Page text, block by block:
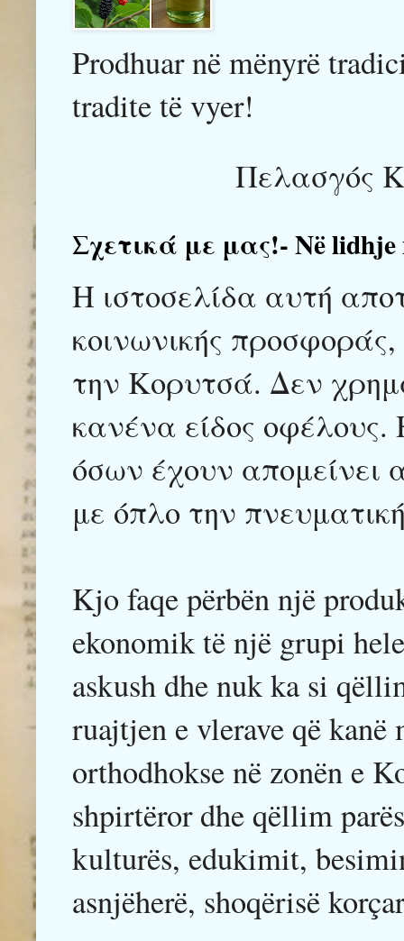
Prodhuar në mënyrë
tradite të vyer!
Πελασγός
Σχετικά με μας!- Në lidhje
Η ιστοσελίδα αυτή
κοινωνικής
την Κορυτσά. Δεν
κανένα είδος
όσων έχουν απομείνει
με όπλο την
Kjo faqe përbën një
ekonomik të një grupi
askush dhe nuk ka si
ruajtjen e vlerave që
orthodhokse në zonën e
shpirtëror dhe qëllim
kulturës, edukimit,
asnjëherë, shoqërisë